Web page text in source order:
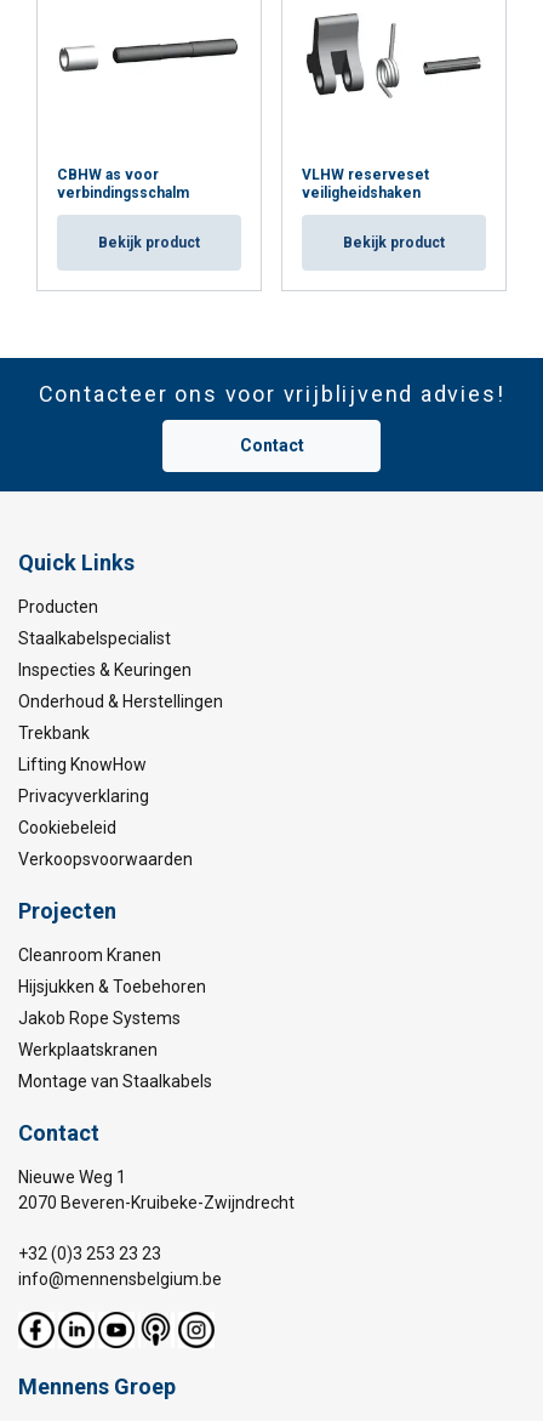
CBHW as voor
verbindingsschalm
Bekijk product
VLHW reserveset
veiligheidshaken
Bekijk product
Contacteer ons voor vrijblijvend advies!
Contact
Quick Links
Producten
Staalkabelspecialist
Inspecties & Keuringen
Onderhoud & Herstellingen
Trekbank
Lifting KnowHow
Privacyverklaring
Cookiebeleid
Verkoopsvoorwaarden
Projecten
Cleanroom Kranen
Hijsjukken & Toebehoren
Jakob Rope Systems
Werkplaatskranen
Montage van Staalkabels
Contact
Nieuwe Weg 1
2070 Beveren-Kruibeke-Zwijndrecht
+32 (0)3 253 23 23
info@mennensbelgium.be
Mennens Groep